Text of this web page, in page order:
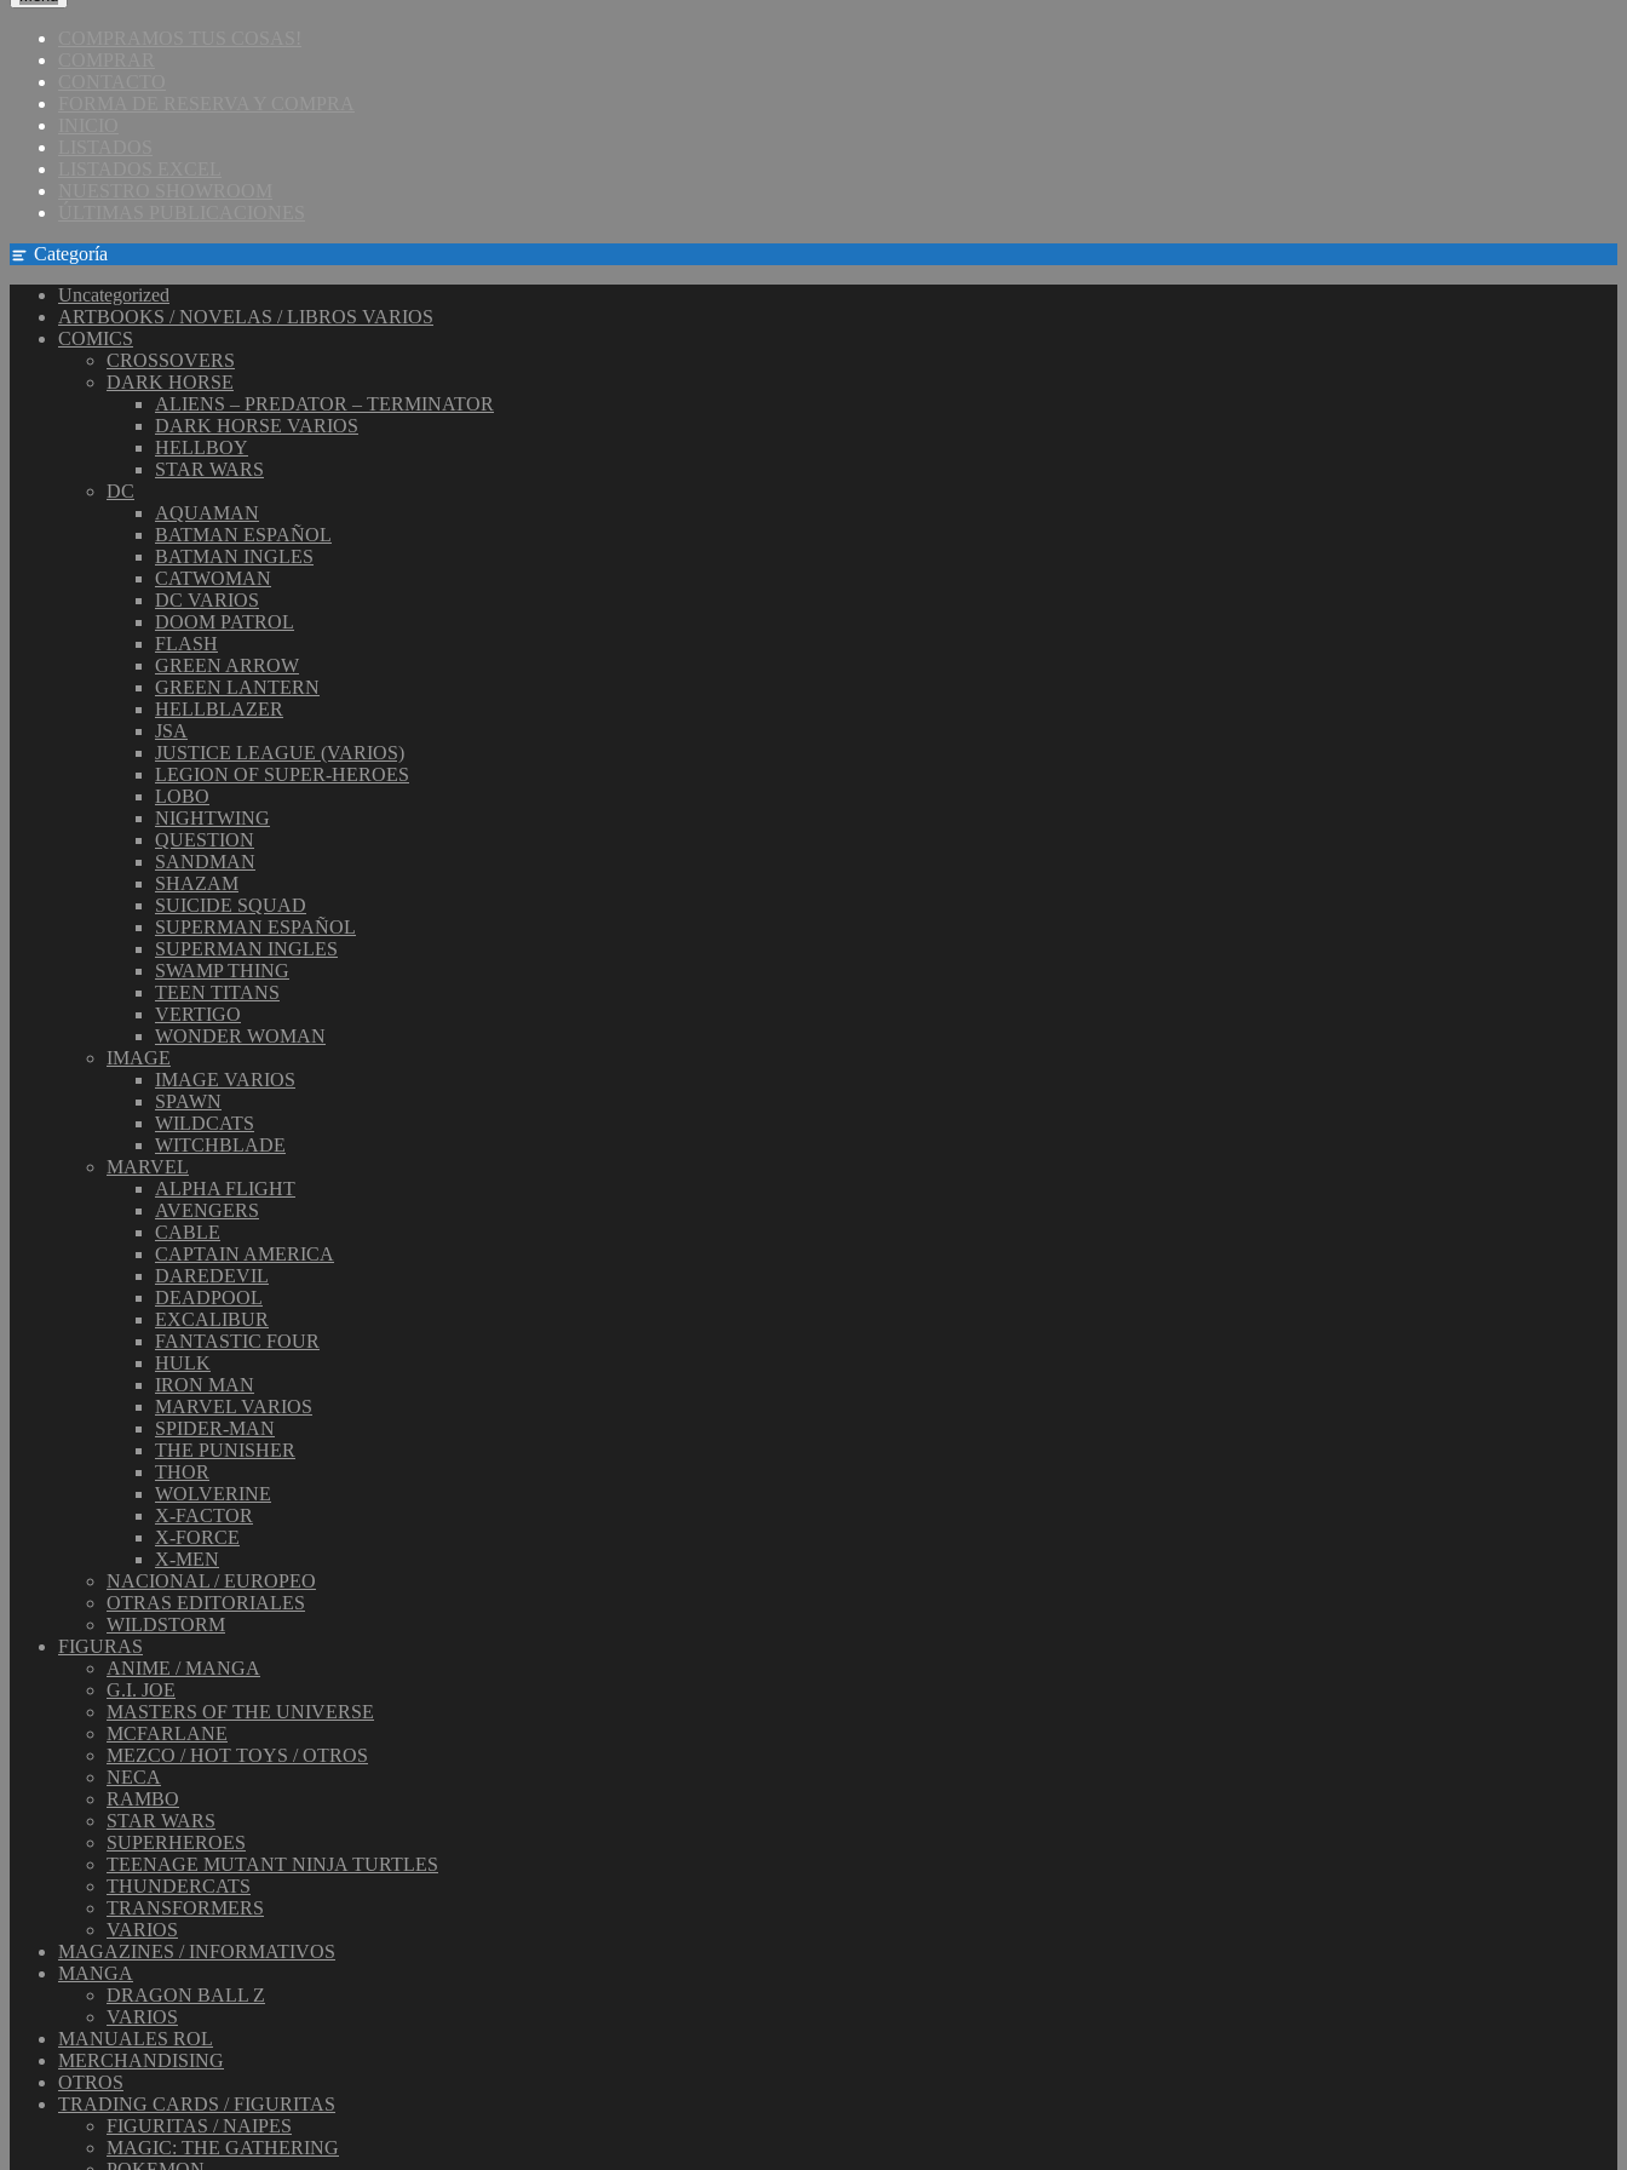
Categoría
Uncategorized
ARTBOOKS / NOVELAS / LIBROS VARIOS
COMICS
CROSSOVERS
DARK HORSE
ALIENS – PREDATOR – TERMINATOR
DARK HORSE VARIOS
HELLBOY
STAR WARS
DC
AQUAMAN
BATMAN ESPAÑOL
BATMAN INGLES
CATWOMAN
DC VARIOS
DOOM PATROL
FLASH
GREEN ARROW
GREEN LANTERN
HELLBLAZER
JSA
JUSTICE LEAGUE (VARIOS)
LEGION OF SUPER-HEROES
LOBO
NIGHTWING
QUESTION
SANDMAN
SHAZAM
SUICIDE SQUAD
SUPERMAN ESPAÑOL
SUPERMAN INGLES
SWAMP THING
TEEN TITANS
VERTIGO
WONDER WOMAN
IMAGE
IMAGE VARIOS
SPAWN
WILDCATS
WITCHBLADE
MARVEL
ALPHA FLIGHT
AVENGERS
CABLE
CAPTAIN AMERICA
DAREDEVIL
DEADPOOL
EXCALIBUR
FANTASTIC FOUR
HULK
IRON MAN
MARVEL VARIOS
SPIDER-MAN
THE PUNISHER
THOR
WOLVERINE
X-FACTOR
X-FORCE
X-MEN
NACIONAL / EUROPEO
OTRAS EDITORIALES
WILDSTORM
FIGURAS
ANIME / MANGA
G.I. JOE
MASTERS OF THE UNIVERSE
MCFARLANE
MEZCO / HOT TOYS / OTROS
NECA
RAMBO
STAR WARS
SUPERHEROES
TEENAGE MUTANT NINJA TURTLES
THUNDERCATS
TRANSFORMERS
VARIOS
MAGAZINES / INFORMATIVOS
MANGA
DRAGON BALL Z
VARIOS
MANUALES ROL
MERCHANDISING
OTROS
TRADING CARDS / FIGURITAS
FIGURITAS / NAIPES
MAGIC: THE GATHERING